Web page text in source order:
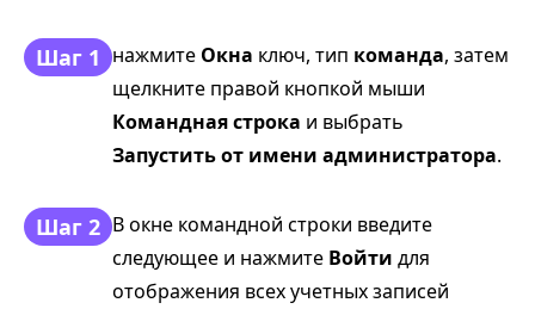
Шаг 1 нажмите Окна ключ, тип команда, затем
щелкните правой кнопкой мыши
Командная строка и выбрать
Запустить от имени администратора.
Шаг 2 В окне командной строки введите
следующее и нажмите Войти для
отображения всех учетных записей